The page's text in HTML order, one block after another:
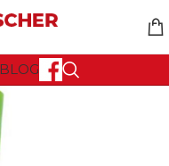
BLOG